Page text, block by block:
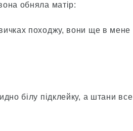
обняла матір:
походжу, вони ще в мене
білу підклейку, а штани все